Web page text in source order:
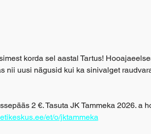
korda sel aastal Tartus!
nii uusi nägusid kui ka sinivalget
2 €. Tasuta JK Tammeka 2026. a
et/o/jktammeka